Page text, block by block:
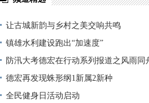
让古城新韵与乡村之美交响共鸣
镇雄水利建设跑出“加速度”
防汛大考德宏在行动系列报道之风雨
安全屏障
德宏再发现蛛形纲1新属2新种
全民健身日活动启动